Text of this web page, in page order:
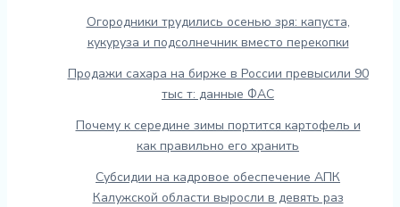
Огородники трудились осенью зря: капуста,
кукуруза и подсолнечник вместо перекопки
Продажи сахара на бирже в России превысили 90
тыс т: данные ФАС
Почему к середине зимы портится картофель и
как правильно его хранить
Субсидии на кадровое обеспечение АПК
Калужской области выросли в девять раз